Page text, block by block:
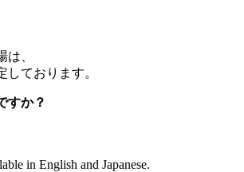
、
しております。
すか？
in English and Japanese.